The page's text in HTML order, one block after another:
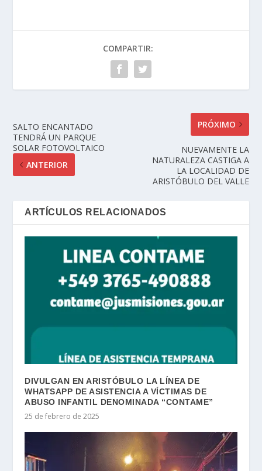
COMPARTIR:
SALTO ENCANTADO
TENDRÁ UN PARQUE
SOLAR FOTOVOLTAICO
ANTERIOR
PRÓXIMO
NUEVAMENTE LA
NATURALEZA CASTIGA A
LA LOCALIDAD DE
ARISTÓBULO DEL VALLE
ARTÍCULOS RELACIONADOS
DIVULGAN EN ARISTÓBULO LA LÍNEA DE
WHATSAPP DE ASISTENCIA A VÍCTIMAS DE
ABUSO INFANTIL DENOMINADA “CONTAME”
25 de febrero de 2025